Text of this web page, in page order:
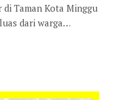
Taman Kota Minggu
dari warga…